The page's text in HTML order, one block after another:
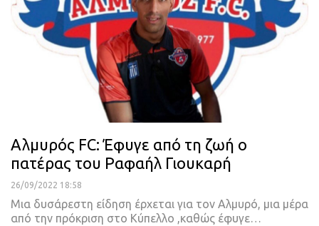
Αλμυρός FC: Έφυγε από τη ζωή ο
πατέρας του Ραφαήλ Γιουκαρή
26/09/2022 18:58
Μια δυσάρεστη είδηση έρχεται για τον Αλμυρό, μια μέρα
από την πρόκριση στο Κύπελλο ,καθώς έφυγε…